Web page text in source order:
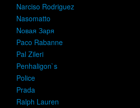
Narciso Rodriguez
Nasomatto
Nовая Заря
Paco Rabanne
Pal Zileri
Penhaligon`s
Police
Prada
Ralph Lauren